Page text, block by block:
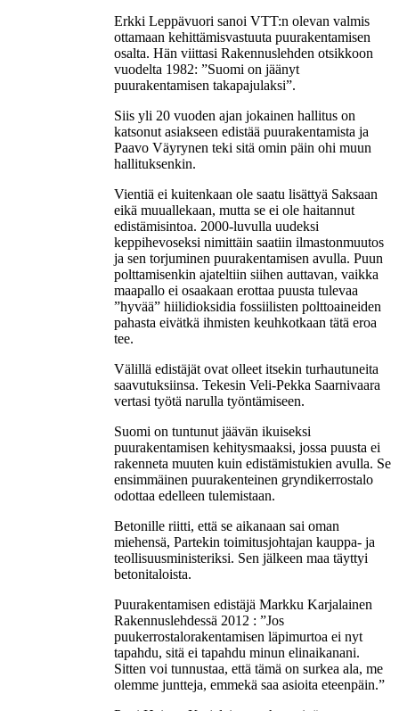
Erkki Leppävuori sanoi VTT:n olevan valmis
ottamaan kehittämisvastuuta puurakentamisen
osalta. Hän viittasi Rakennuslehden otsikkoon
vuodelta 1982: ”Suomi on jäänyt
puurakentamisen takapajulaksi”.
Siis yli 20 vuoden ajan jokainen hallitus on
katsonut asiakseen edistää puurakentamista ja
Paavo Väyrynen teki sitä omin päin ohi muun
hallituksenkin.
Vientiä ei kuitenkaan ole saatu lisättyä Saksaan
eikä muuallekaan, mutta se ei ole haitannut
edistämisintoa. 2000-luvulla uudeksi
keppihevoseksi nimittäin saatiin ilmastonmuutos
ja sen torjuminen puurakentamisen avulla. Puun
polttamisenkin ajateltiin siihen auttavan, vaikka
maapallo ei osaakaan erottaa puusta tulevaa
”hyvää” hiilidioksidia fossiilisten polttoaineiden
pahasta eivätkä ihmisten keuhkotkaan tätä eroa
tee.
Välillä edistäjät ovat olleet itsekin turhautuneita
saavutuksiinsa. Tekesin Veli-Pekka Saarnivaara
vertasi työtä narulla työntämiseen.
Suomi on tuntunut jäävän ikuiseksi
puurakentamisen kehitysmaaksi, jossa puusta ei
rakenneta muuten kuin edistämistukien avulla. Se
ensimmäinen puurakenteinen gryndikerrostalo
odottaa edelleen tulemistaan.
Betonille riitti, että se aikanaan sai oman
miehensä, Partekin toimitusjohtajan kauppa- ja
teollisuusministeriksi. Sen jälkeen maa täyttyi
betonitaloista.
Puurakentamisen edistäjä Markku Karjalainen
Rakennuslehdessä 2012 : ”Jos
puukerrostalorakentamisen läpimurtoa ei nyt
tapahdu, sitä ei tapahdu minun elinaikanani.
Sitten voi tunnustaa, että tämä on surkea ala, me
olemme juntteja, emmekä saa asioita eteenpäin.”